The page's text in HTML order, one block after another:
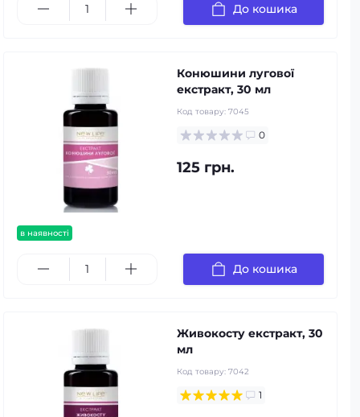
До кошика
в наявності
Конюшини лугової
екстракт, 30 мл
Код товару: 7045
0
125 грн.
До кошика
Живокосту екстракт, 30
мл
Код товару: 7042
1